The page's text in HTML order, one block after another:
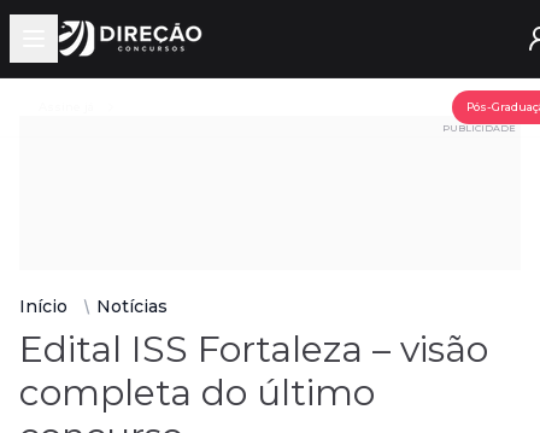
Open main menu
Pós-
PUBLICIDADE
Início Notícias
Edital ISS Fortaleza – visão
completa do último